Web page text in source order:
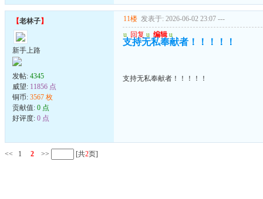
【老林子】
新手上路
发帖: 4345
威望: 11856 点
铜币: 3567 枚
贡献值: 0 点
好评度: 0 点
11楼 发表于: 2026-06-02 23:07 ---
u 回复 u 编辑 u
支持无私奉献者！！！！！
支持无私奉献者！！！！！
<< 1 2 >> [共2页]